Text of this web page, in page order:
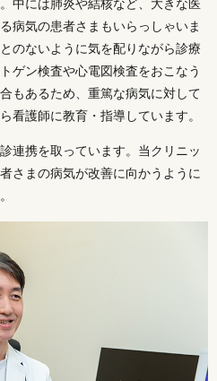
中には肺炎や結核など、大きな医
病気の患者さまもいらっしゃいま
のないように気を配りながら診療
ゲン検査や心電図検査をおこなう
もあるため、重篤な病気に対して
看護師に教育・指導しています。
連携を取っています。当クリニッ
さまの病気が改善に向かうように